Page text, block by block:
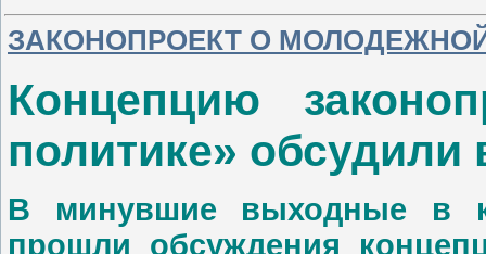
ЗАКОНОПРОЕКТ О
Концепцию
политике» обсудили
В минувшие выходные в
прошли обсуждения